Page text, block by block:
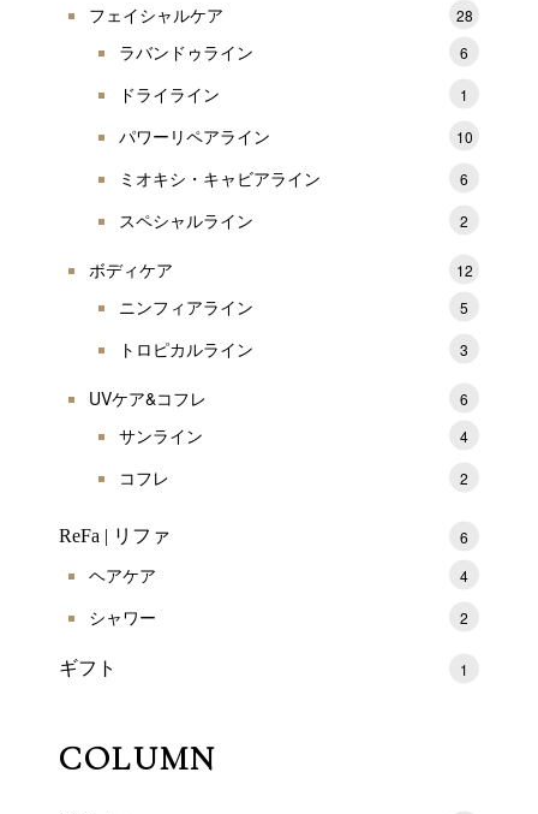
フェイシャルケア 28
ラバンドゥライン 6
ドライライン 1
パワーリペアライン 10
ミオキシ・キャビアライン 6
スペシャルライン 2
ボディケア 12
ニンフィアライン 5
トロピカルライン 3
UVケア&コフレ 6
サンライン 4
コフレ 2
ReFa | リファ 6
ヘアケア 4
シャワー 2
ギフト 1
COLUMN